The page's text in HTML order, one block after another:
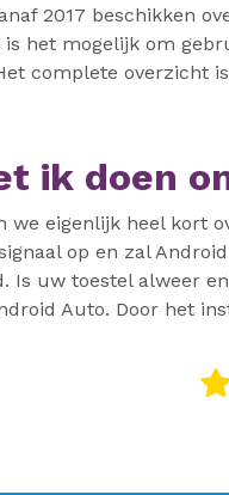
2017 beschikken
is het mogelijk om
complete overzicht
ik doen
we eigenlijk heel kort
op en zal
Is uw toestel alweer
Auto. Door het